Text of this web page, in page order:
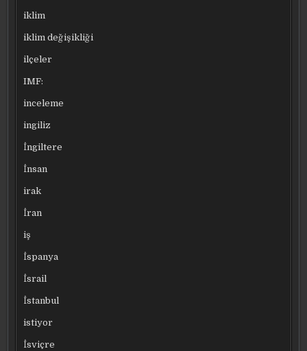
iklim
iklim değişikliği
ilçeler
IMF:
inceleme
ingiliz
İngiltere
İnsan
irak
İran
iş
İspanya
İsrail
İstanbul
istiyor
İsviçre